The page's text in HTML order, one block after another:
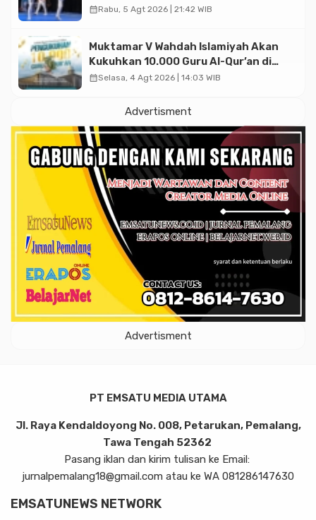
Asian Taekwondo Indonesia Open
calendar_monthRabu, 5 Agt 2026 | 21:42 WIB
Muktamar V Wahdah Islamiyah Akan
Kukuhkan 10.000 Guru Al-Qur’an di
Masjid Istiqlal
calendar_monthSelasa, 4 Agt 2026 | 14:03 WIB
Advertisment
Advertisment
PT EMSATU MEDIA UTAMA
Jl. Raya Kendaldoyong No. 008, Petarukan, Pemalang,
Tawa Tengah 52362
Pasang iklan dan kirim tulisan ke Email:
jurnalpemalang18@gmail.com atau ke WA 081286147630
EMSATUNEWS NETWORK